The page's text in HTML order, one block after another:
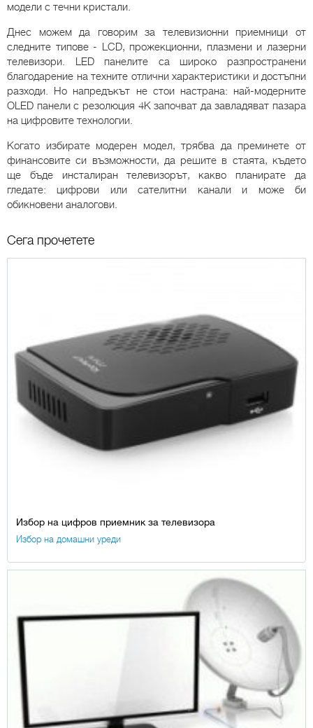
модели с течни кристали.
Днес можем да говорим за телевизионни приемници от
следните типове - LCD, прожекционни, плазмени и лазерни
телевизори. LED панелите са широко разпространени
благодарение на техните отлични характеристики и достъпни
разходи. Но напредъкът не стои настрана: най-модерните
OLED панели с резолюция 4K започват да завладяват пазара
на цифровите технологии.
Когато избирате модерен модел, трябва да преминете от
финансовите си възможности, да решите в стаята, където
ще бъде инсталиран телевизорът, какво планирате да
гледате: цифрови или сателитни канали и може би
обикновени аналогови.
Сега прочетете
Избор на цифров приемник за телевизора
Избор на домашни уреди